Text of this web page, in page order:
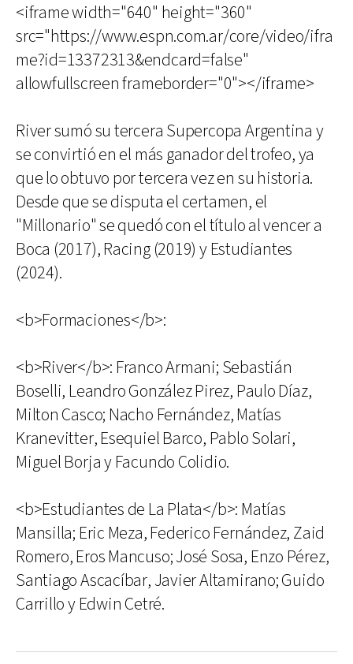
<iframe width="640" height="360"
src="https://www.espn.com.ar/core/video/ifra
me?id=13372313&endcard=false"
allowfullscreen frameborder="0"></iframe>
River sumó su tercera Supercopa Argentina y
se convirtió en el más ganador del trofeo, ya
que lo obtuvo por tercera vez en su historia.
Desde que se disputa el certamen, el
"Millonario" se quedó con el título al vencer a
Boca (2017), Racing (2019) y Estudiantes
(2024).
<b>Formaciones</b>:
<b>River</b>: Franco Armani; Sebastián
Boselli, Leandro González Pirez, Paulo Díaz,
Milton Casco; Nacho Fernández, Matías
Kranevitter, Esequiel Barco, Pablo Solari,
Miguel Borja y Facundo Colidio.
<b>Estudiantes de La Plata</b>: Matías
Mansilla; Eric Meza, Federico Fernández, Zaid
Romero, Eros Mancuso; José Sosa, Enzo Pérez,
Santiago Ascacíbar, Javier Altamirano; Guido
Carrillo y Edwin Cetré.